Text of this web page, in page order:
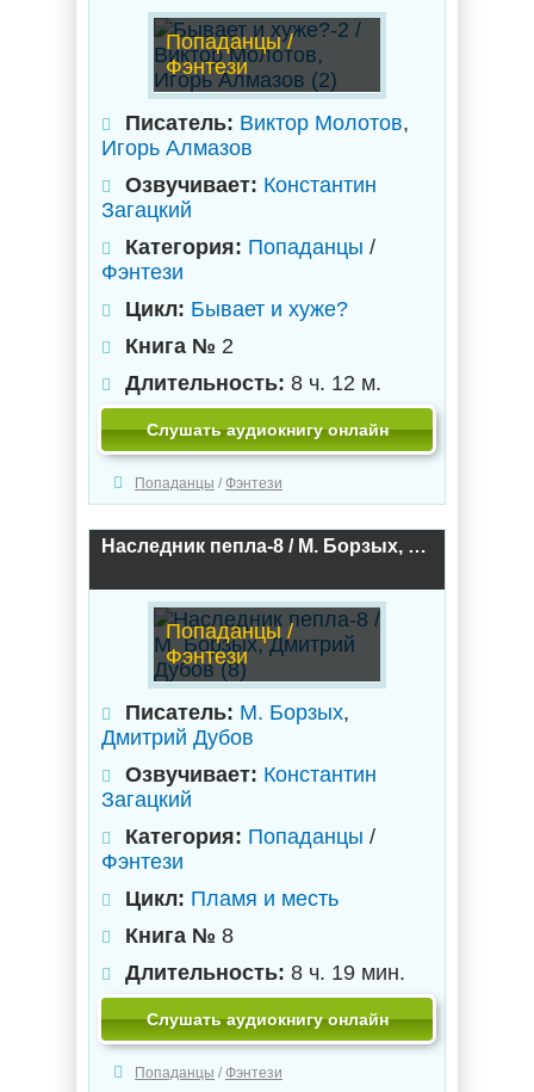
Попаданцы /
Фэнтези
Писатель: Виктор Молотов,
Игорь Алмазов
Озвучивает: Константин
Загацкий
Категория: Попаданцы /
Фэнтези
Цикл: Бывает и хуже?
Книга № 2
Длительность: 8 ч. 12 м.
Слушать аудиокнигу онлайн
Попаданцы / Фэнтези
Наследник пепла-8 / М. Борзых, Дмитрий Дубов (8)
Попаданцы /
Фэнтези
Писатель: М. Борзых,
Дмитрий Дубов
Озвучивает: Константин
Загацкий
Категория: Попаданцы /
Фэнтези
Цикл: Пламя и месть
Книга № 8
Длительность: 8 ч. 19 мин.
Слушать аудиокнигу онлайн
Попаданцы / Фэнтези